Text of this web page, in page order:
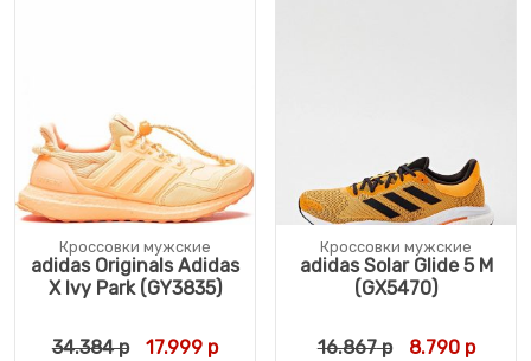
Кроссовки мужские
adidas Originals Adidas
X Ivy Park (GY3835)
34.384р Первоначальная цена составляла 34.384
17.999рТекущая цена: 17.999 р.
Кроссовки мужские
adidas Solar Glide 5 M
(GX5470)
16.867р 8.790р